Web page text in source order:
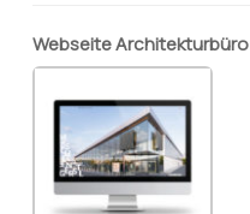
Webseite Architekturbüro